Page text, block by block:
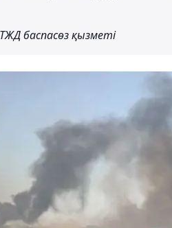
баспасөз қызметі